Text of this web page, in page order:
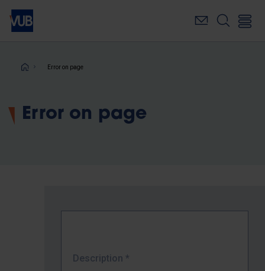
Skip
main
Breadcrumb
Error on page
Error on page
Description *